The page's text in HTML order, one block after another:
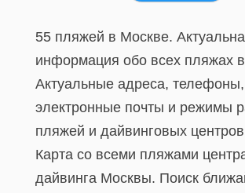
55 пляжей в Москве.
информация обо всех пляжах
Актуальные адреса, телефоны,
электронные почты и режимы
пляжей и дайвинговых
Карта со всеми пляжами
дайвинга Москвы. Поиск